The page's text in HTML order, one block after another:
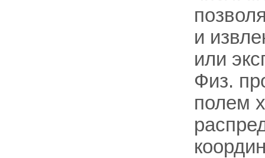
и
или
Физ.
полем